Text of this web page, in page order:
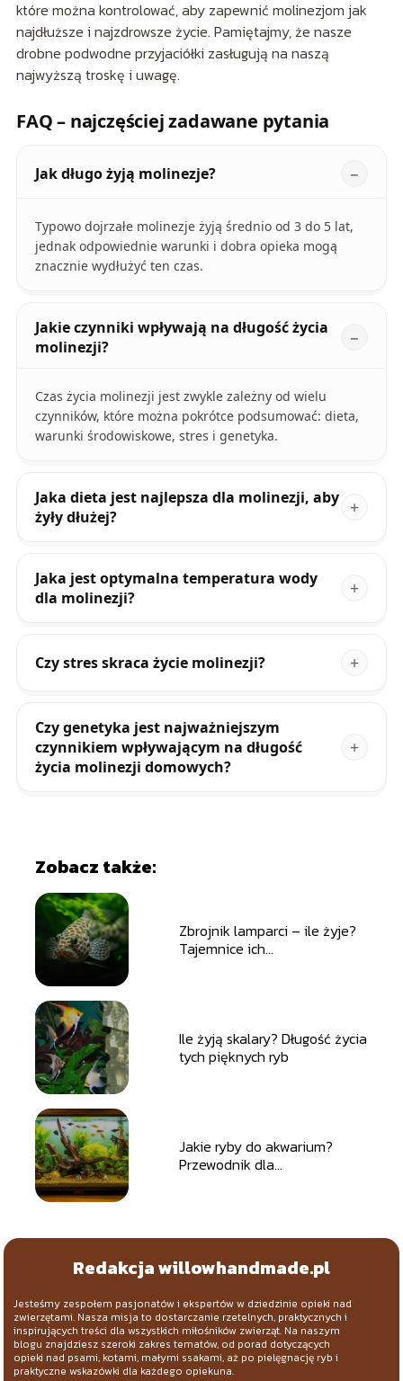
które można kontrolować, aby zapewnić molinezjom jak
najdłuższe i najzdrowsze życie. Pamiętajmy, że nasze
drobne podwodne przyjaciółki zasługują na naszą
najwyższą troskę i uwagę.
FAQ – najczęściej zadawane pytania
Jak długo żyją molinezje?
Typowo dojrzałe molinezje żyją średnio od 3 do 5 lat,
jednak odpowiednie warunki i dobra opieka mogą
znacznie wydłużyć ten czas.
Jakie czynniki wpływają na długość życia
molinezji?
Czas życia molinezji jest zwykle zależny od wielu
czynników, które można pokrótce podsumować: dieta,
warunki środowiskowe, stres i genetyka.
Jaka dieta jest najlepsza dla molinezji, aby
żyły dłużej?
Jaka jest optymalna temperatura wody
dla molinezji?
Czy stres skraca życie molinezji?
Czy genetyka jest najważniejszym
czynnikiem wpływającym na długość
życia molinezji domowych?
Zobacz także:
Zbrojnik lamparci – ile żyje?
Tajemnice ich
Ile żyją skalary? Długość życia
tych pięknych ryb
Jakie ryby do akwarium?
Przewodnik dla
Redakcja willowhandmade.pl
Jesteśmy zespołem pasjonatów i ekspertów w dziedzinie opieki nad
zwierzętami. Nasza misja to dostarczanie rzetelnych, praktycznych i
inspirujących treści dla wszystkich miłośników zwierząt. Na naszym
blogu znajdziesz szeroki zakres tematów, od porad dotyczących
opieki nad psami, kotami, małymi ssakami, aż po pielęgnację ryb i
praktyczne wskazówki dla każdego opiekuna.